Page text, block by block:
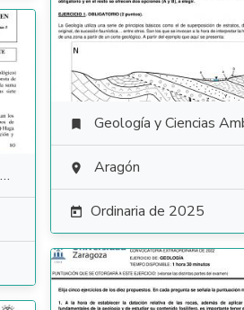
 Geología y Ciencias
 Aragón
 Ordinaria de 2025